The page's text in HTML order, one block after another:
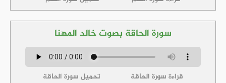
سورة الحاقة بصوت خالد المهنا
قراءة سورة الحاقة تحميل سورة الحاقة